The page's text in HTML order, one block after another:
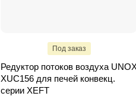
Под заказ
Редуктор потоков воздуха
XUC156 для печей конвекц.
серии XEFT